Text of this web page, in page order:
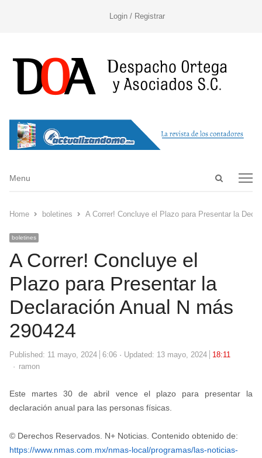
Login / Registrar
Open
Menu
Menu
Home boletines A Correr! Concluye el Plazo para Presentar la
boletines
A Correr! Concluye el
Plazo para Presentar la
Declaración Anual N más
290424
Published: 11 mayo, 2024 6:06 Updated: 13 mayo, 2024
18:11
Author
ramon
Este martes 30 de abril vence el plazo para presentar la
declaración anual para las personas físicas.
© Derechos Reservados. N+ Noticias. Contenido obtenido de:
https://www.nmas.com.mx/nmas-local/programas/las-noticias-